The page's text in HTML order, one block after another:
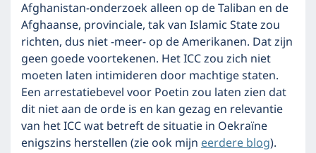
Afghanistan-onderzoek alleen op de Taliban en de
Afghaanse, provinciale, tak van Islamic State zou
richten, dus niet -meer- op de Amerikanen. Dat zijn
geen goede voortekenen. Het ICC zou zich niet
moeten laten intimideren door machtige staten.
Een arrestatiebevel voor Poetin zou laten zien dat
dit niet aan de orde is en kan gezag en relevantie
van het ICC wat betreft de situatie in Oekraïne
enigszins herstellen (zie ook mijneerdere blog).